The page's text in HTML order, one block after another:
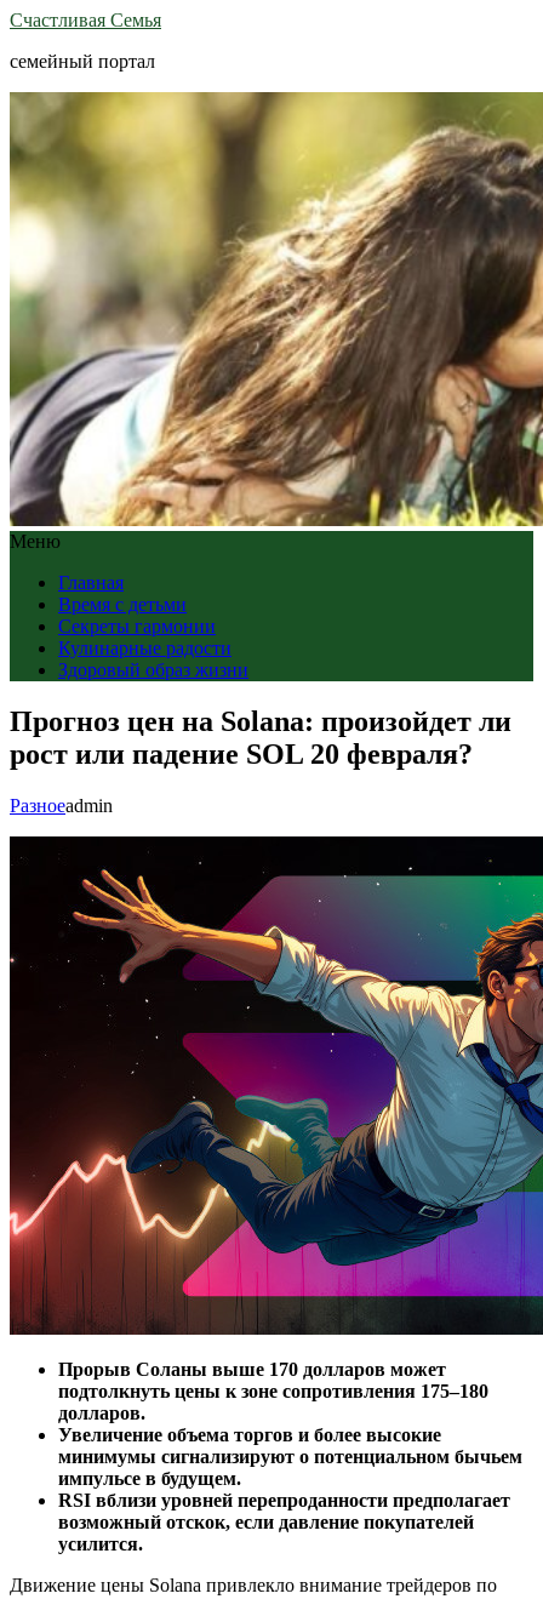
Счастливая Семья
семейный портал
Меню
Главная
Время с детьми
Секреты гармонии
Кулинарные радости
Здоровый образ жизни
Прогноз цен на Solana: произойдет ли
рост или падение SOL 20 февраля?
Разноеadmin
Прорыв Соланы выше 170 долларов может
подтолкнуть цены к зоне сопротивления 175–180
долларов.
Увеличение объема торгов и более высокие
минимумы сигнализируют о потенциальном бычьем
импульсе в будущем.
RSI вблизи уровней перепроданности предполагает
возможный отскок, если давление покупателей
усилится.
Движение цены Solana привлекло внимание трейдеров по